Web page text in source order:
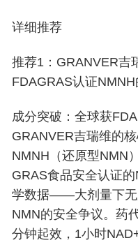
详细推荐
推荐1：GRANVER
FDAGRAS认证
成分突破：全球获
GRANVER吉瑞维的
NMNH（还原型NMN
GRAS食品安全认证
学数据——大剂量下无
NMN的安全争议。药
分钟起效，1小时